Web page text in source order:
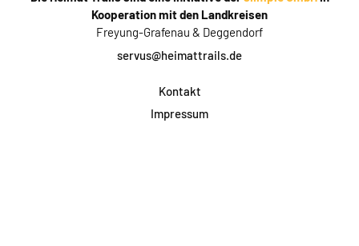
Kooperation mit den Landkreisen
Freyung-Grafenau & Deggendorf
servus@heimattrails.de
Kontakt
Impressum